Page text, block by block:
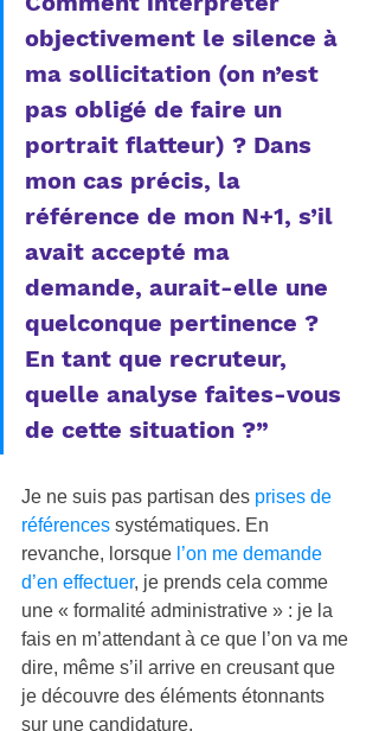
objectivement le silence à
ma sollicitation (on n’est
pas obligé de faire un
portrait flatteur) ? Dans
mon cas précis, la
référence de mon N+1, s’il
avait accepté ma
demande, aurait-elle une
quelconque pertinence ?
En tant que recruteur,
quelle analyse faites-vous
de cette situation ?”
Je ne suis pas partisan des prises de
références systématiques. En
revanche, lorsque l’on me demande
d’en effectuer, je prends cela comme
une « formalité administrative » : je la
fais en m’attendant à ce que l’on va me
dire, même s’il arrive en creusant que
je découvre des éléments étonnants
sur une candidature.